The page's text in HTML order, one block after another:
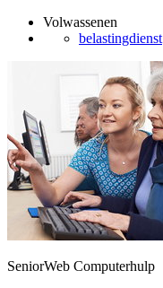
Volwassenen
belastingdienst
SeniorWeb Computerhulp